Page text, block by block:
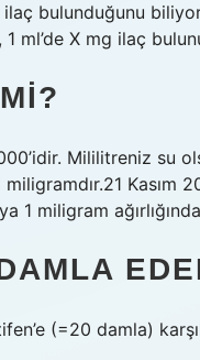
bulunduğunu
ml’de X mg ilaç
Mililitreniz su
Kasım
1 miligram
(=20 damla)